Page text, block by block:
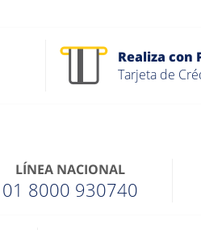
Realiza con
Tarjeta de
LÍNEA NACIONAL
01 8000 930740